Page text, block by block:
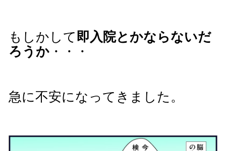
もしかして即入院とかならないだ
ろうか ・・・
急に不安になってきました。